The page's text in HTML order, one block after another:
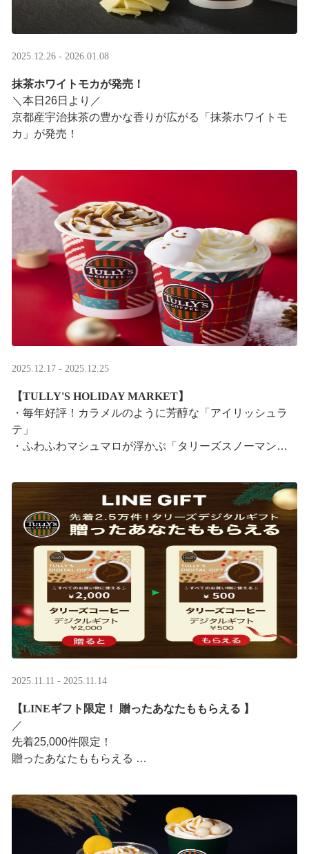
2025.12.26 - 2026.01.08
抹茶ホワイトモカが発売！
＼本日26日より／
京都産宇治抹茶の豊かな香りが広がる「抹茶ホワイトモ
カ」が発売！
2025.12.17 - 2025.12.25
【TULLY'S HOLIDAY MARKET】
・毎年好評！カラメルのように芳醇な「アイリッシュラ
テ」
・ふわふわマシュマロが浮かぶ「タリーズスノーマンラ
特別なドリンクと一緒に、クリスマス気分をお楽しみく
ださい。
2025.11.11 - 2025.11.14
【LINEギフト限定！ 贈ったあなたももらえる ​】
／ ​
先着25,000件限定！​
贈ったあなたももらえる ​
LINEギフト限定！ タリーズデジタルギフト2,000円分を
贈ると、自分も500円分のデジタルギフトがもらえるキャ
ンペーンがス ···